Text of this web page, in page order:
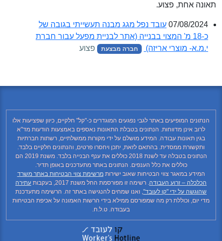
תאונה אחת, פצוע.
07/08/2024 עובד נפל מגג מבנה תעשייתי בגובה של
כ-18 מ' המצוי בבנייה (אתר לבניית מפעל עבור חברת
י.מ.א- מוצרי אריזה)
חברה מבצעת פצוע
הנתונים המופיעים באתר לגבי נפגעים המוגדרים כ-"קל" חלקיים, כיוון שפציעות אלו
לרוב אינן מדווחות. הנתונים בטבלת התאונות נאספים באמצעות הודעות מד"א
בגין תאונות עבודה. המידע מושלם על ידי מקורות ממשלתיים, רשתות חברתיות
ותקשורת ממסדית. בהתאם לזאת, יתכן ויחסרו פרטים, והנתונים חלקיים בלבד.
הנתונים בטבלה עד לשנת 2018 כוללים את ענף הבנייה בלבד. משנת 2019 הם
כוללים את כלל הענפים. הנתונים באתר מתעדכנים באופן תדיר.
המידע במאגר צווי הבטיחות שאוב ישירותמרשימת צווי הבטיחות באתר משרד
הכלכלה – זרוע העבודה. רשימה זו מפורסמת החל משנת 2017, בעקבות
עתירה
שהוגשה על ידי "קו לעובד", ואנו שמחים להנגישה באתר זה. הרשימה מתעדכנת
מדי יום, וכוללת רק מה שמפורסם ממילא בידי הרשות האמונה על אכיפת הבטיחות
בעבודה. ט.ל.ח.